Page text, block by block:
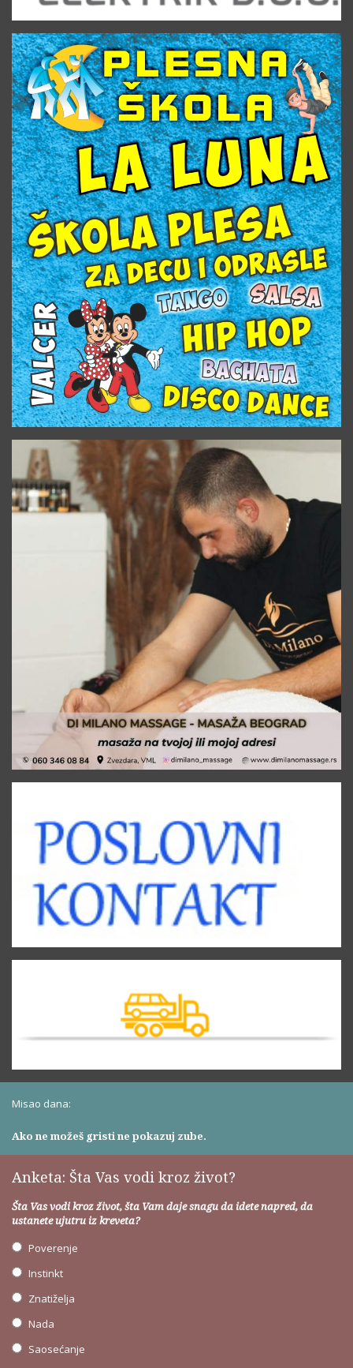
Misao dana:
Ako ne možeš gristi ne pokazuj zube.
Anketa: Šta Vas vodi kroz život?
Šta Vas vodi kroz život, šta Vam daje snagu da idete napred, da
ustanete ujutru iz kreveta?
Poverenje
Instinkt
Znatiželja
Nada
Saosećanje